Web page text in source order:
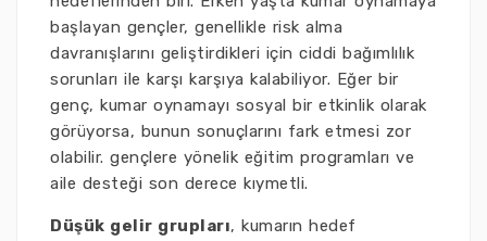
başlayan gençler, genellikle risk alma
davranışlarını geliştirdikleri için ciddi bağımlılık
sorunları ile karşı karşıya kalabiliyor. Eğer bir
genç, kumar oynamayı sosyal bir etkinlik olarak
görüyorsa, bunun sonuçlarını fark etmesi zor
olabilir. gençlere yönelik eğitim programları ve
aile desteği son derece kıymetli.
Düşük gelir grupları, kumarın hedef